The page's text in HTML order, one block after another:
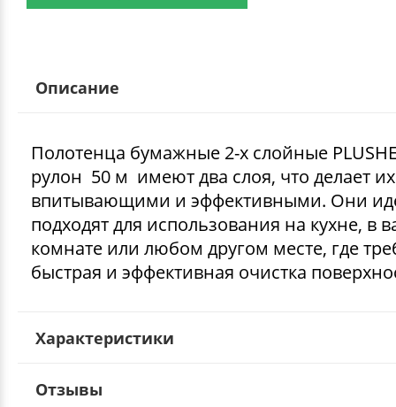
Описание
Полотенца бумажные 2-х слойные
рулон 50 м имеют два слоя, что делает
впитывающими и эффективными. Они
подходят для использования на кухне, в
комнате или любом другом месте, где
быстрая и эффективная очистка
Характеристики
Отзывы